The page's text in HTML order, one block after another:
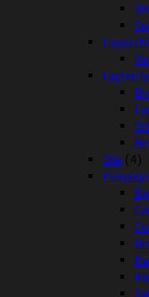
Loppe/
Lygter/
Olie (4)